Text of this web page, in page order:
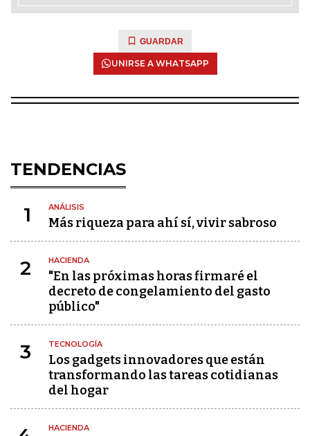
GUARDAR
UNIRSE A WHATSAPP
TENDENCIAS
1 ANÁLISIS
Más riqueza para ahí sí, vivir sabroso
2 HACIENDA
"En las próximas horas firmaré el
decreto de congelamiento del gasto
público"
3 TECNOLOGÍA
Los gadgets innovadores que están
transformando las tareas cotidianas
del hogar
HACIENDA